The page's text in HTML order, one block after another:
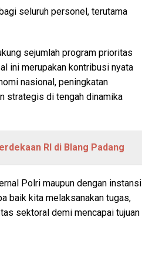
seluruh personel, terutama
sejumlah program prioritas
ini merupakan kontribusi nyata
nasional, peningkatan
strategis di tengah dinamika
RI di Blang Padang
Polri maupun dengan instansi
baik kita melaksanakan tugas,
sektoral demi mencapai tujuan